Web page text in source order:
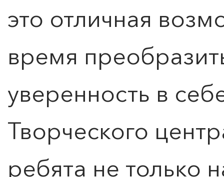
это отличная
время
уверенность в
Творческого
ребята не только
Оставить заявку